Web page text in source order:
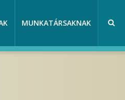
MUNKATÁRSAKNAK